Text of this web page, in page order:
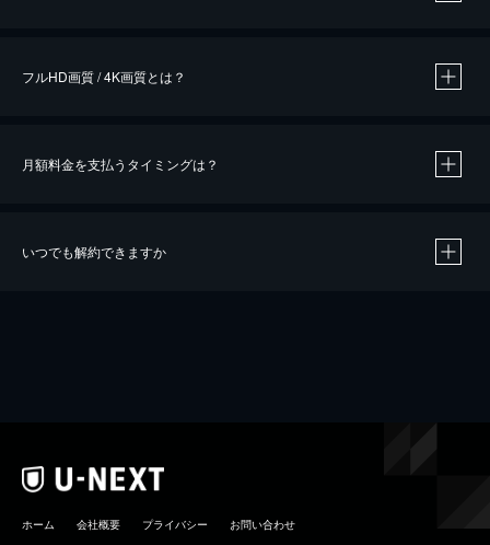
※40％ポイント還元の対象は、クレジットカード決済による作品の購入 / レンタルです。
iOSアプリのUコイン決済による作品の購入 / レンタルは、20％のポイント還元です。
フルHD画質 / 4K画質とは？
月額料金を支払うタイミングは？
いつでも解約できますか
ホーム 会社概要 プライバシー お問い合わせ